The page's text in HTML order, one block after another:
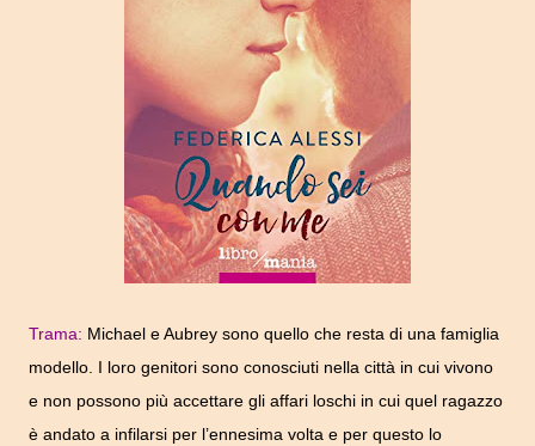
Trama: Michael e Aubrey sono quello che resta di una famiglia
modello. I loro genitori sono conosciuti nella città in cui vivono
e non possono più accettare gli affari loschi in cui quel ragazzo
è andato a infilarsi per l’ennesima volta e per questo lo